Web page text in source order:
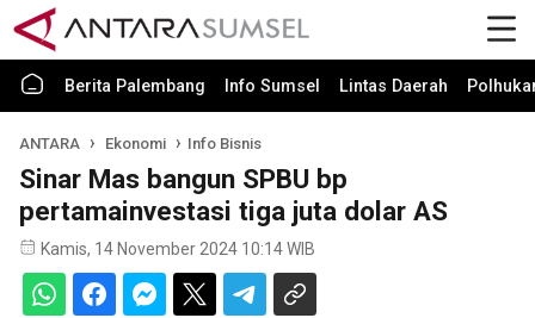
Berita Palembang Info Sumsel Lintas Daerah
ANTARA Ekonomi Info Bisnis
Sinar Mas bangun SPBU bp
pertamainvestasi tiga juta dolar AS
Kamis, 14 November 2024 10:14 WIB